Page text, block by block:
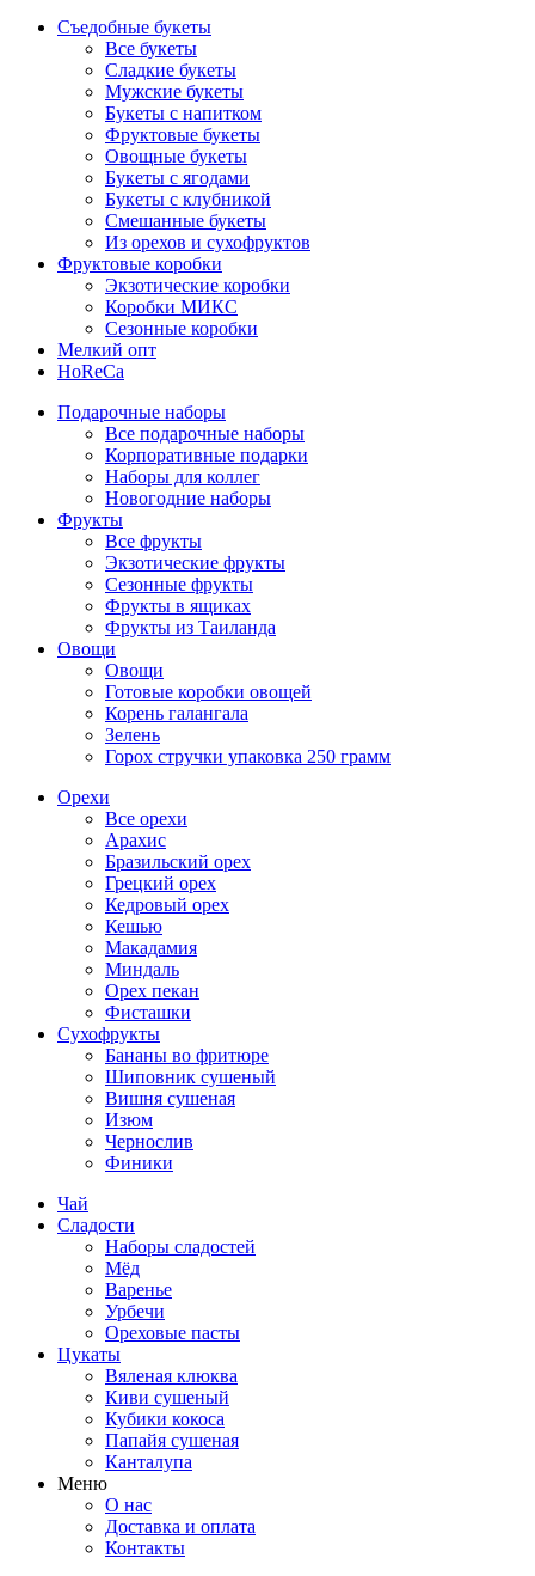
Съедобные букеты
Все букеты
Сладкие букеты
Мужские букеты
Букеты с напитком
Фруктовые букеты
Овощные букеты
Букеты с ягодами
Букеты с клубникой
Смешанные букеты
Из орехов и сухофруктов
Фруктовые коробки
Экзотические коробки
Коробки МИКС
Сезонные коробки
Мелкий опт
HoReCa
Подарочные наборы
Все подарочные наборы
Корпоративные подарки
Наборы для коллег
Новогодние наборы
Фрукты
Все фрукты
Экзотические фрукты
Сезонные фрукты
Фрукты в ящиках
Фрукты из Таиланда
Овощи
Овощи
Готовые коробки овощей
Корень галангала
Зелень
Горох стручки упаковка 250 грамм
Орехи
Все орехи
Арахис
Бразильский орех
Грецкий орех
Кедровый орех
Кешью
Макадамия
Миндаль
Орех пекан
Фисташки
Сухофрукты
Бананы во фритюре
Шиповник сушеный
Вишня сушеная
Изюм
Чернослив
Финики
Чай
Сладости
Наборы сладостей
Мёд
Варенье
Урбечи
Ореховые пасты
Цукаты
Вяленая клюква
Киви сушеный
Кубики кокоса
Папайя сушеная
Канталупа
Меню
О нас
Доставка и оплата
Контакты